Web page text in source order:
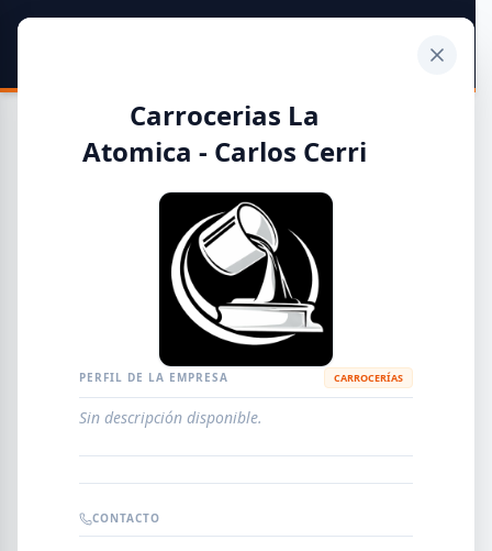
Guía de Empresas Metalúrgicas y Siderúrgicas
METALÚRGICAS
EMPRESAS AGREGAR EMPRESA 0RESULTADOS
Carrocerias La
Atomica - Carlos Cerri
PERFIL DE LA EMPRESA CARROCERÍAS
Sin descripción disponible.
CONTACTO